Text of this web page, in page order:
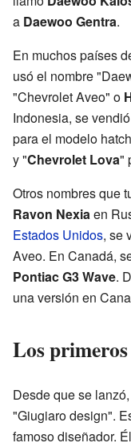
a Daewoo Gentra.
En muchos países
usó el nombre
"Chevrolet Aveo" o
Indonesia, se
para el modelo
y "Chevrolet Lova"
Otros nombres que
Ravon Nexiaen
Estados Unidos, se
Aveo. En Canadá,
Pontiac G3 Wave.
una versión en
Los primeros
Desde que se
"Giugiaro design".
famoso diseñador.